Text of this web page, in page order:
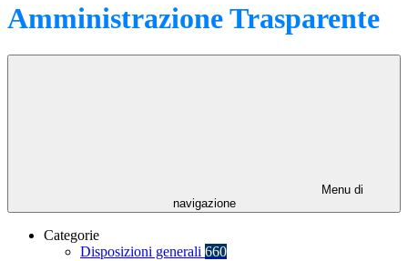
Amministrazione Trasparente
Menu di
navigazione
Categorie
Disposizioni generali 660